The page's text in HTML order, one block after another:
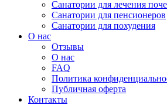
Санатории для лечения
Санатории для пенсионеров
Санатории для похудения
О нас
Отзывы
О нас
FAQ
Политика
Публичная оферта
Контакты